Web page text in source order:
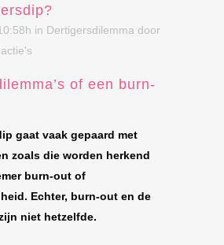
in Dertigersdilemma door
of een burn-
gaat vaak gepaard met
zoals die worden herkend
burn-out of
Echter, burn-out en de
niet hetzelfde.